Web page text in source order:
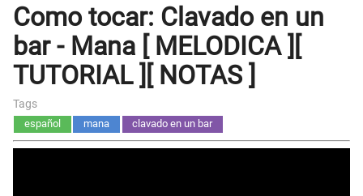
Como tocar: Clavado en un
bar - Mana [ MELODICA ][
TUTORIAL ][ NOTAS ]
Tags
español mana clavado en un bar